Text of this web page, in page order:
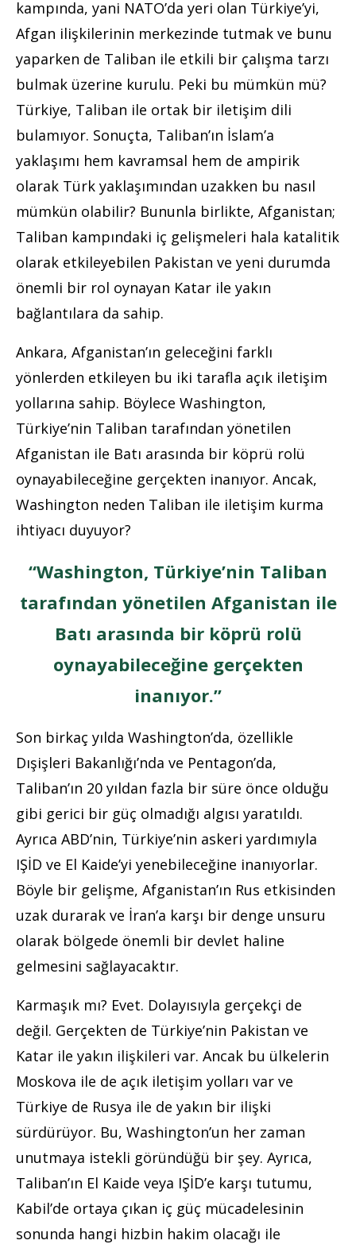
kampında, yani NATO’da yeri olan Türkiye’yi,
Afgan ilişkilerinin merkezinde tutmak ve bunu
yaparken de Taliban ile etkili bir çalışma tarzı
bulmak üzerine kurulu. Peki bu mümkün mü?
Türkiye, Taliban ile ortak bir iletişim dili
bulamıyor. Sonuçta, Taliban’ın İslam’a
yaklaşımı hem kavramsal hem de ampirik
olarak Türk yaklaşımından uzakken bu nasıl
mümkün olabilir? Bununla birlikte, Afganistan;
Taliban kampındaki iç gelişmeleri hala katalitik
olarak etkileyebilen Pakistan ve yeni durumda
önemli bir rol oynayan Katar ile yakın
bağlantılara da sahip.
Ankara, Afganistan’ın geleceğini farklı
yönlerden etkileyen bu iki tarafla açık iletişim
yollarına sahip. Böylece Washington,
Türkiye’nin Taliban tarafından yönetilen
Afganistan ile Batı arasında bir köprü rolü
oynayabileceğine gerçekten inanıyor. Ancak,
Washington neden Taliban ile iletişim kurma
ihtiyacı duyuyor?
“Washington, Türkiye’nin Taliban
tarafından yönetilen Afganistan ile
Batı arasında bir köprü rolü
oynayabileceğine gerçekten
inanıyor.”
Son birkaç yılda Washington’da, özellikle
Dışişleri Bakanlığı’nda ve Pentagon’da,
Taliban’ın 20 yıldan fazla bir süre önce olduğu
gibi gerici bir güç olmadığı algısı yaratıldı.
Ayrıca ABD’nin, Türkiye’nin askeri yardımıyla
IŞİD ve El Kaide’yi yenebileceğine inanıyorlar.
Böyle bir gelişme, Afganistan’ın Rus etkisinden
uzak durarak ve İran’a karşı bir denge unsuru
olarak bölgede önemli bir devlet haline
gelmesini sağlayacaktır.
Karmaşık mı? Evet. Dolayısıyla gerçekçi de
değil. Gerçekten de Türkiye’nin Pakistan ve
Katar ile yakın ilişkileri var. Ancak bu ülkelerin
Moskova ile de açık iletişim yolları var ve
Türkiye de Rusya ile de yakın bir ilişki
sürdürüyor. Bu, Washington’un her zaman
unutmaya istekli göründüğü bir şey. Ayrıca,
Taliban’ın El Kaide veya IŞİD’e karşı tutumu,
Kabil’de ortaya çıkan iç güç mücadelesinin
sonunda hangi hizbin hakim olacağı ile